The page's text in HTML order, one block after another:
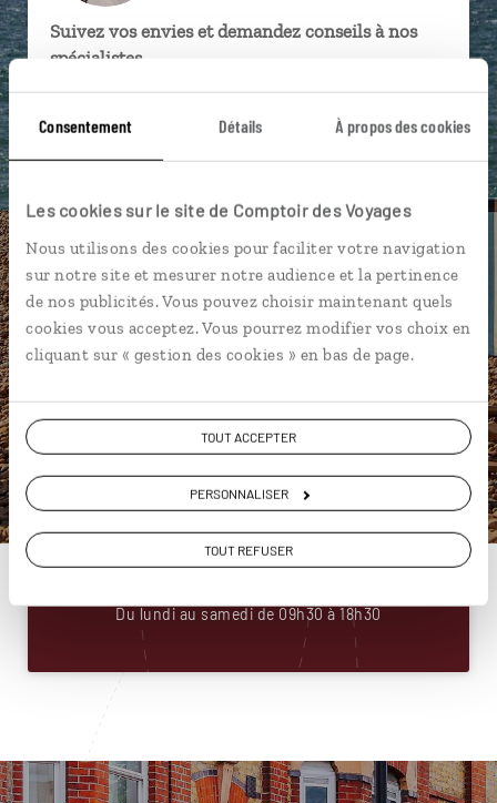
Consentement Détails À propos des cookies
Les cookies sur le site de Comptoir des Voyages
Nous utilisons des cookies pour faciliter votre navigation
sur notre site et mesurer notre audience et la pertinence
de nos publicités. Vous pouvez choisir maintenant quels
cookies vous acceptez. Vous pourrez modifier vos choix en
cliquant sur « gestion des cookies » en bas de page.
TOUT ACCEPTER
PERSONNALISER
TOUT REFUSER
Suivez vos envies et demandez conseils à nos
spécialistes
près de vos envies et de la réalité du pays.
téléphone.
Vous gardez le même interlocuteur avant,
pendant et après votre voyage.
DEMANDER UN DEVIS
ou
Construisez votre voyage avec un spécialiste
Angleterre
01 88 32 32 87
Du lundi au samedi de 09h30 à 18h30